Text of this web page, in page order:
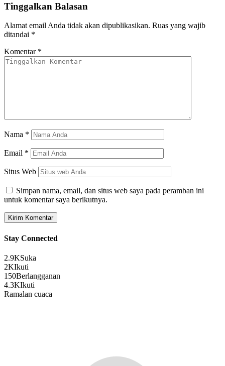
Tinggalkan Balasan
Alamat email Anda tidak akan dipublikasikan. Ruas yang wajib
ditandai *
Komentar *
Nama *
Email *
Situs Web
Simpan nama, email, dan situs web saya pada peramban ini
untuk komentar saya berikutnya.
Stay Connected
2.9KSuka
2KIkuti
150Berlangganan
4.3KIkuti
Ramalan cuaca